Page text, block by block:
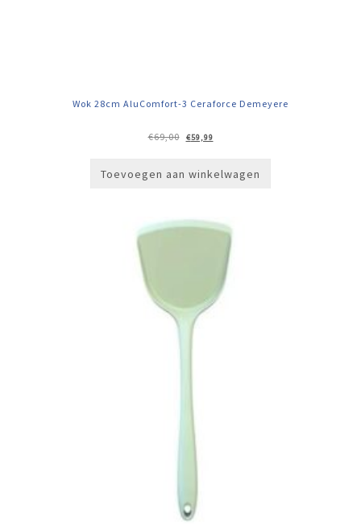
Wok 28cm AluComfort-3 Ceraforce Demeyere
€69,00
Oorspronkelijke
prijs
€59,99Huidige
prijs
Toevoegen aan winkelwagen